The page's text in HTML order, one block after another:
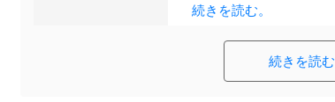
続きを読む。
続きを読む